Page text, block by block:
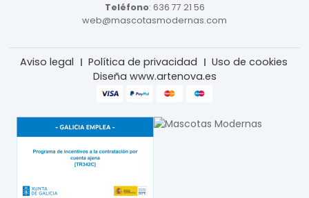
Teléfono: 636 77 21 56
web@mascotasmodernas.com
Aviso legal Política de privacidad
Uso de cookies
Diseña www.artenova.es